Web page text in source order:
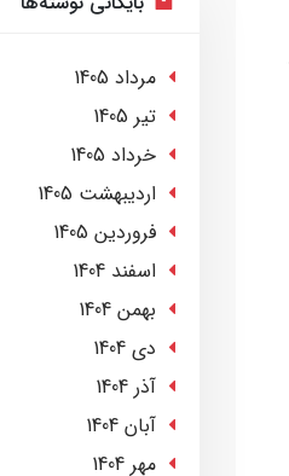
مرداد 1405
تير 1405
خرداد 1405
ارديبهشت 1405
فروردین 1405
اسفند 1404
بهمن 1404
دی 1404
آذر 1404
آبان 1404
مهر 1404